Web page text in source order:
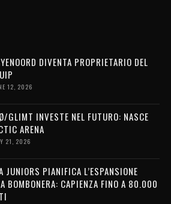
DIVENTA PROPRIETARIO DEL
12, 2026
GLIMT INVESTE NEL FUTURO: NASCE
ARENA
21, 2026
JUNIORS PIANIFICA L’ESPANSIONE
BOMBONERA: CAPIENZA FINO A 80.000